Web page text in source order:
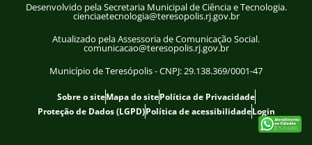
Desenvolvido pela Secretaria Municipal de Ciência e Tecnologia.
cienciaetecnologia@teresopolis.rj.gov.br
Atualizado pela Assessoria de Comunicação Social.
comunicacao@teresopolis.rj.gov.br
Município de Teresópolis - CNPJ: 29.138.369/0001-47
Sobre o siteMapa do sitePolítica de Privacidade
Proteção de Dados (LGPD)Política de acessibilidadeLogin